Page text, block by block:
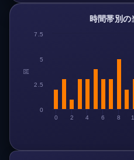
回
時間帯別の
0 2 4 6 8
0
2.5
5
7.5